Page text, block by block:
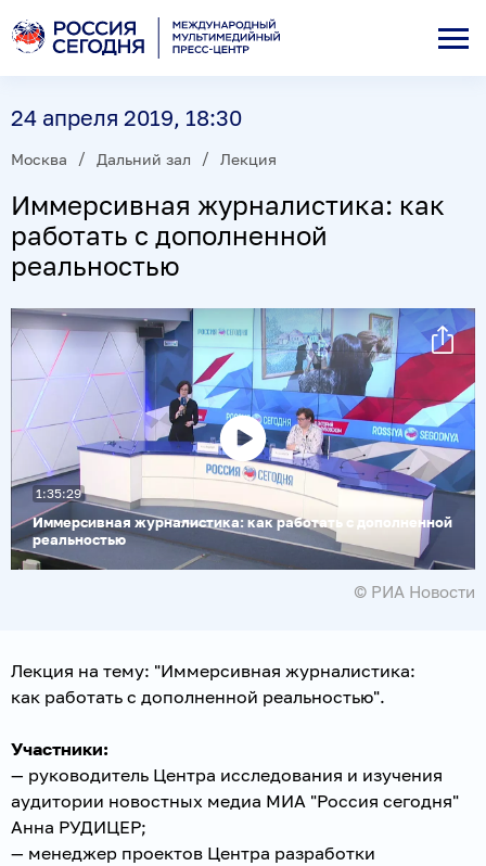
24 апреля 2019, 18:30
Москва Дальний зал Лекция
Иммерсивная журналистика: как
работать с дополненной
реальностью
Воспроизвести
видео
Иммерсивная журналистика: как работать с дополненной
реальностью
1:35:29
© РИА Новости
Лекция на тему: "Иммерсивная журналистика:
как работать с дополненной реальностью".
Участники:
— руководитель Центра исследования и изучения
аудитории новостных медиа МИА "Россия сегодня"
Анна РУДИЦЕР;
— менеджер проектов Центра разработки